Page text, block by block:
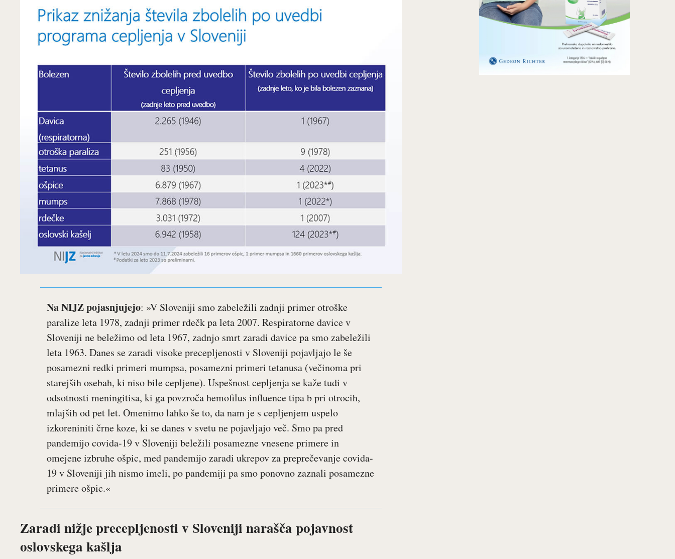
Na NIJZ pojasnjujejo: »V Sloveniji smo zabeležili zadnji primer otroške
paralize leta 1978, zadnji primer rdečk pa leta 2007. Respiratorne davice v
Sloveniji ne beležimo od leta 1967, zadnjo smrt zaradi davice pa smo zabeležili
leta 1963. Danes se zaradi visoke precepljenosti v Sloveniji pojavljajo le še
posamezni redki primeri mumpsa, posamezni primeri tetanusa (večinoma pri
starejših osebah, ki niso bile cepljene). Uspešnost cepljenja se kaže tudi v
odsotnosti meningitisa, ki ga povzroča hemofilus influence tipa b pri otrocih,
mlajših od pet let. Omenimo lahko še to, da nam je s cepljenjem uspelo
izkoreniniti črne koze, ki se danes v svetu ne pojavljajo več. Smo pa pred
pandemijo covida-19 v Sloveniji beležili posamezne vnesene primere in
omejene izbruhe ošpic, med pandemijo zaradi ukrepov za preprečevanje covida-
19 v Sloveniji jih nismo imeli, po pandemiji pa smo ponovno zaznali posamezne
primere ošpic.«
Zaradi nižje precepljenosti v Sloveniji narašča pojavnost
oslovskega kašlja